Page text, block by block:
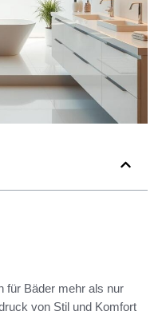
für Bäder mehr als nur
von Stil und Komfort